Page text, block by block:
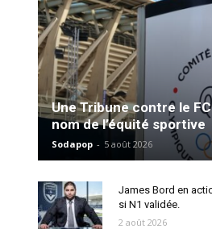
Une Tribune contre le
nom de l’équité sportive
Sodapop - 5 août 2026
James Bord en
si N1 validée.
2 août 2026